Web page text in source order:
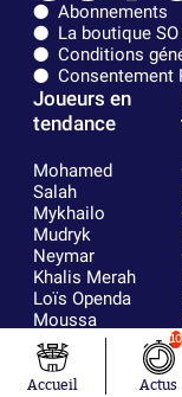
Abonnements
La boutique SO
Conditions
Consentement
Joueurs en
tendance
Mohamed
Salah
Mykhailo
Mudryk
Neymar
Khalis Merah
Loïs Openda
Moussa
Niakhaté
Nicolás
Tagliafico
Accueil
10
Actus